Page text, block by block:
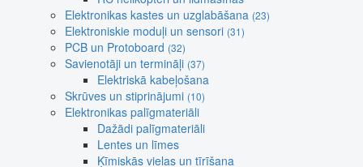
Elektronikas kastes un uzglabāšana (23)
Elektroniskie moduļi un sensori (31)
PCB un Protoboard (32)
Savienotāji un termināļi (37)
Elektriskā kabeļošana
Skrūves un stiprinājumi (10)
Elektronikas palīgmateriāli
Dažādi palīgmateriāli
Lentes un līmes
Ķīmiskās vielas un tīrīšana